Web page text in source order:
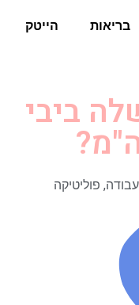
בריאות הייטק
ביבי
עבודה, פוליטיקה